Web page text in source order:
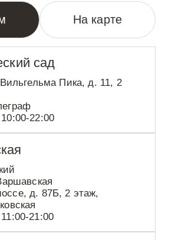
На карте
сад
Пика, д. 11, 2
22:00
д. 87Б, 2 этаж,
21:00